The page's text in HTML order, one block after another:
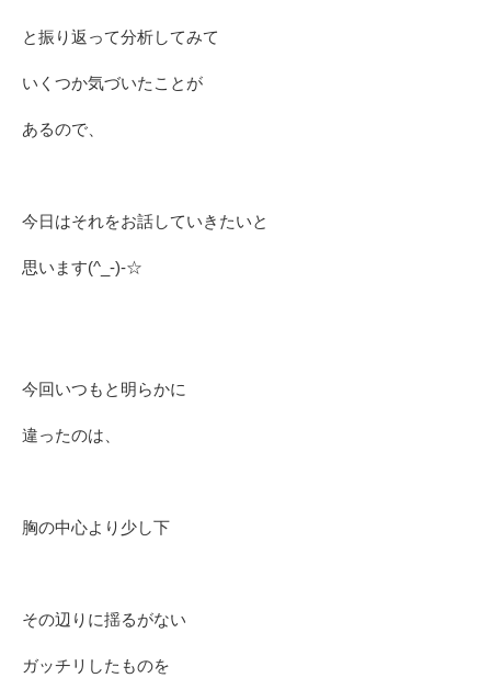
と振り返って分析してみて
いくつか気づいたことが
あるので、
今日はそれをお話していきたいと
思います(^_-)-☆
今回いつもと明らかに
違ったのは、
胸の中心より少し下
その辺りに揺るがない
ガッチリしたものを